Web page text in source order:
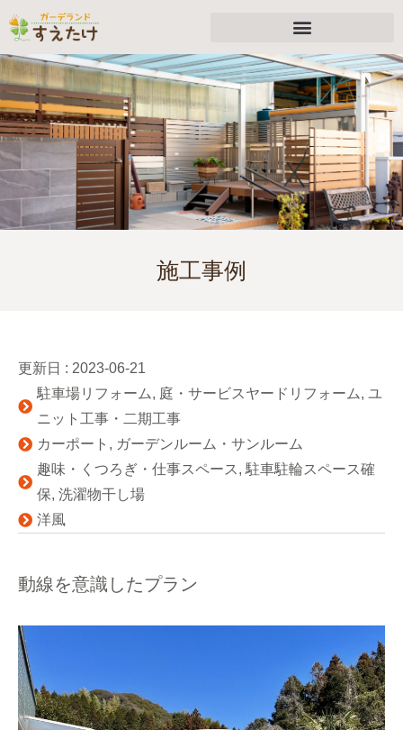
施工事例
更新日 : 2023-06-21
駐車場リフォーム, 庭・サービスヤードリフォーム, ユ
ニット工事・二期工事
カーポート , ガーデンルーム・サンルーム
趣味・くつろぎ・仕事スペース , 駐車駐輪スペース確
保, 洗濯物干し場
洋風
動線を意識したプラン